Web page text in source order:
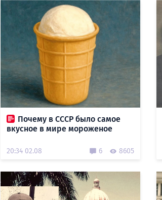
Почему в СССР было самое
вкусное в мире мороженое
20:34 02.08 6 8605